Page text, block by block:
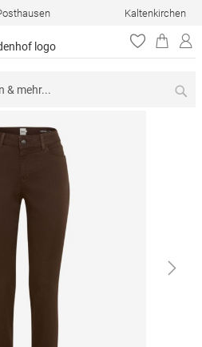
Kaltenkirchen